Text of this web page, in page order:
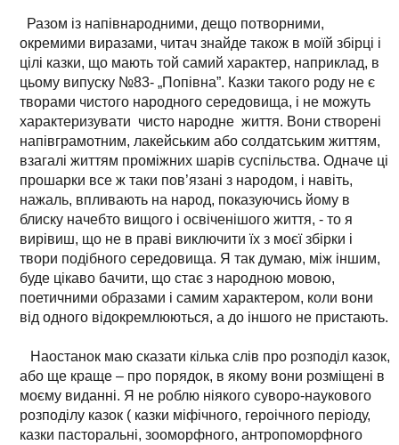
Разом із напівнародними, дещо потворними,
окремими виразами, читач знайде також в моїй збірці і
цілі казки, що мають той самий характер, наприклад, в
цьому випуску №83- „Попівна”. Казки такого роду не є
творами чистого народного середовища, і не можуть
характеризувати чисто народне життя. Вони створені
напівграмотним, лакейським або солдатським життям,
взагалі життям проміжних шарів суспільства. Одначе ці
прошарки все ж таки пов’язані з народом, і навіть,
нажаль, впливають на народ, показуючись йому в
блиску начебто вищого і освіченішого життя, - то я
вирівиш, що не в праві виключити їх з моєї збірки і
твори подібного середовища. Я так думаю, між іншим,
буде цікаво бачити, що стає з народною мовою,
поетичними образами і самим характером, коли вони
від одного відокремлюються, а до іншого не пристають.
Наостанок маю сказати кілька слів про розподіл казок,
або ще краще – про порядок, в якому вони розміщені в
моєму виданні. Я не роблю ніякого суворо-наукового
розподілу казок ( казки міфічного, героічного періоду,
казки пасторальні, зооморфного, антропоморфного